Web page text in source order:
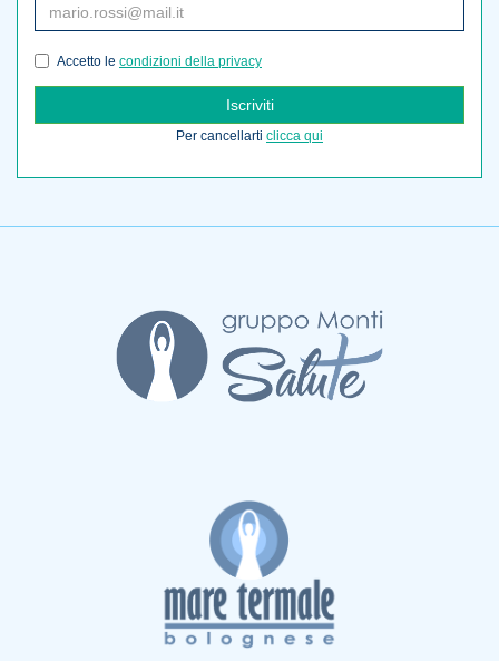
Accetto le condizioni della privacy
Iscriviti
Per cancellarti clicca qui